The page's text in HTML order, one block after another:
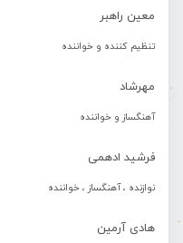
معین راهبر
تنظیم کننده و خواننده
مهرشاد
آهنگساز و خواننده
فرشید ادهمی
نوازنده ، آهنگساز ، خواننده
هادی آرمین